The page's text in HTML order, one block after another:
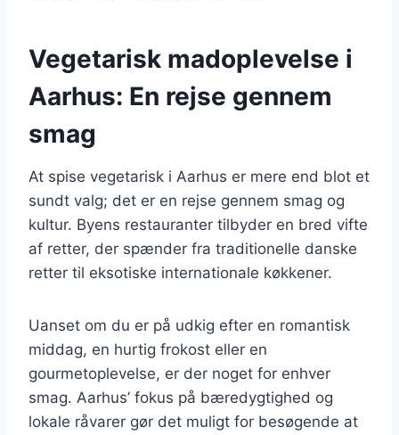
Vegetarisk madoplevelse i
Aarhus: En rejse gennem
smag
At spise vegetarisk i Aarhus er mere end blot et
sundt valg; det er en rejse gennem smag og
kultur. Byens restauranter tilbyder en bred vifte
af retter, der spænder fra traditionelle danske
retter til eksotiske internationale køkkener.
Uanset om du er på udkig efter en romantisk
middag, en hurtig frokost eller en
gourmetoplevelse, er der noget for enhver
smag. Aarhus’ fokus på bæredygtighed og
lokale råvarer gør det muligt for besøgende at